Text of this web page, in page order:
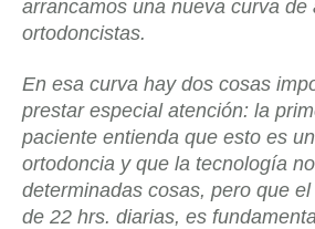
arrancamos una nueva curva de
ortodoncistas.
En esa curva hay dos cosas
prestar especial atención: la
paciente entienda que esto es
ortodoncia y que la tecnología
determinadas cosas, pero que
de 22 hrs. diarias, es